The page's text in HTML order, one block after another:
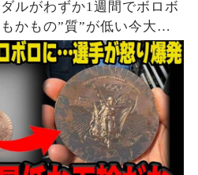
ルがわずか1週間でボロボ
かもの”質”が低い今大会
メダルの価値暴落で選手
らない…